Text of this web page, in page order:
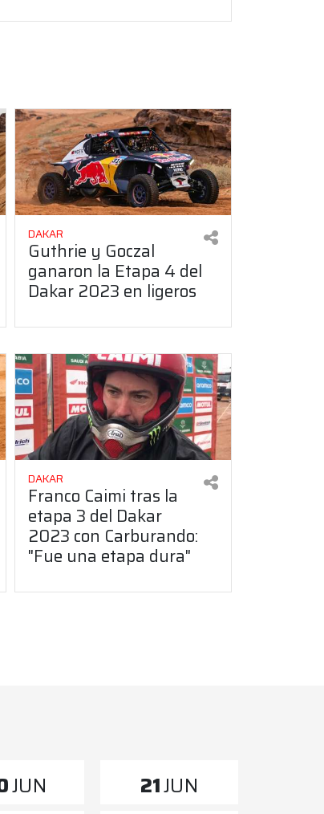
DAKAR
Guthrie y Goczal
ganaron la Etapa 4 del
Dakar 2023 en ligeros
DAKAR
Franco Caimi tras la
etapa 3 del Dakar
2023 con Carburando:
"Fue una etapa dura"
JUN 21JUN